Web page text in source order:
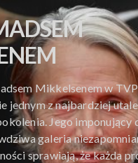
Mikkelsenem w TVP
jednym z najbardziej
Jego imponujący
galeria
sprawiają, że każda